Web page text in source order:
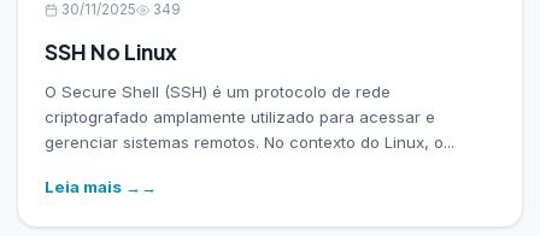
30/11/2025 349
SSH No Linux
O Secure Shell (SSH) é um protocolo de rede
criptografado amplamente utilizado para acessar e
gerenciar sistemas remotos. No contexto do Linux, o...
Leia mais →